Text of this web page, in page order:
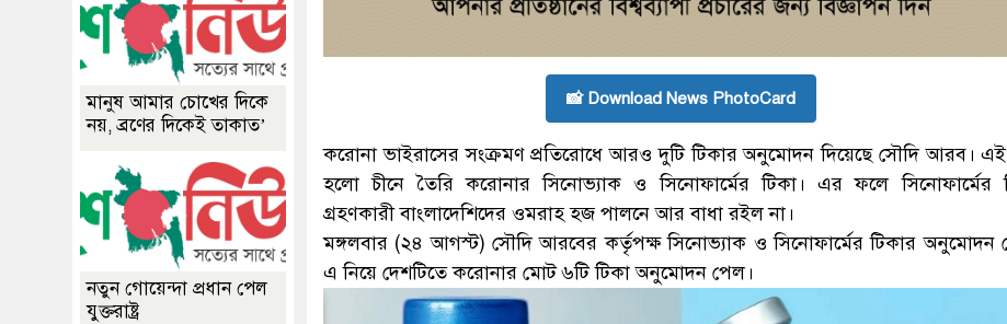
📸 Download News PhotoCard
করোনা ভাইরাসের সংক্রমণ প্রতিরোধে আরও দুটি টিকার অনুমোদন দিয়েছে সৌদি আরব।
হলো চীনে তৈরি করোনার সিনোভ্যাক ও সিনোফার্মের টিকা। এর ফলে সিনোফার্মের
গ্রহণকারী বাংলাদেশিদের ওমরাহ হজ পালনে আর বাধা রইল না।
মঙ্গলবার (২৪ আগস্ট) সৌদি আরবের কর্তৃপক্ষ সিনোভ্যাক ও সিনোফার্মের টিকার অনুমোদন
এ নিয়ে দেশটিতে করোনার মোট ৬টি টিকা অনুমোদন পেল।
মানুষ আমার চোখের দিকে
নয়, ব্রণের দিকেই তাকাত’
নতুন গোয়েন্দা প্রধান পেল
যুক্তরাষ্ট্র